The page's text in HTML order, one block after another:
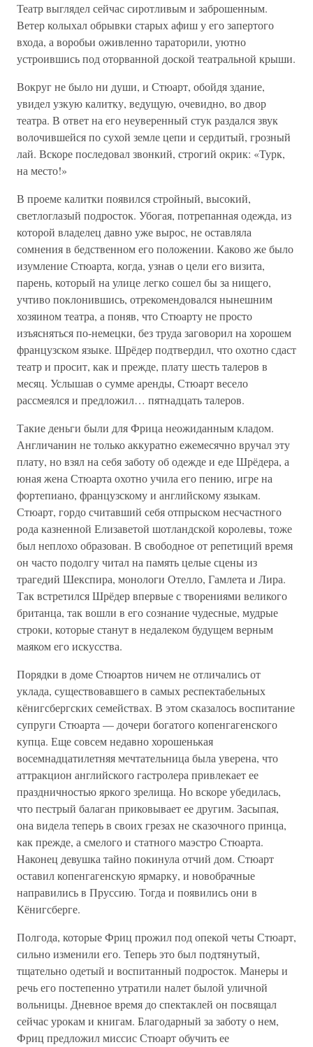
Театр выглядел сейчас сиротливым и заброшенным.
Ветер колыхал обрывки старых афиш у его запертого
входа, а воробьи оживленно тараторили, уютно
устроившись под оторванной доской театральной крыши.
Вокруг не было ни души, и Стюарт, обойдя здание,
увидел узкую калитку, ведущую, очевидно, во двор
театра. В ответ на его неуверенный стук раздался звук
волочившейся по сухой земле цепи и сердитый, грозный
лай. Вскоре последовал звонкий, строгий окрик: «Турк,
на место!»
В проеме калитки появился стройный, высокий,
светлоглазый подросток. Убогая, потрепанная одежда, из
которой владелец давно уже вырос, не оставляла
сомнения в бедственном его положении. Каково же было
изумление Стюарта, когда, узнав о цели его визита,
парень, который на улице легко сошел бы за нищего,
учтиво поклонившись, отрекомендовался нынешним
хозяином театра, а поняв, что Стюарту не просто
изъясняться по-немецки, без труда заговорил на хорошем
французском языке. Шрёдер подтвердил, что охотно сдаст
театр и просит, как и прежде, плату шесть талеров в
месяц. Услышав о сумме аренды, Стюарт весело
рассмеялся и предложил… пятнадцать талеров.
Такие деньги были для Фрица неожиданным кладом.
Англичанин не только аккуратно ежемесячно вручал эту
плату, но взял на себя заботу об одежде и еде Шрёдера, а
юная жена Стюарта охотно учила его пению, игре на
фортепиано, французскому и английскому языкам.
Стюарт, гордо считавший себя отпрыском несчастного
рода казненной Елизаветой шотландской королевы, тоже
был неплохо образован. В свободное от репетиций время
он часто подолгу читал на память целые сцены из
трагедий Шекспира, монологи Отелло, Гамлета и Лира.
Так встретился Шрёдер впервые с творениями великого
британца, так вошли в его сознание чудесные, мудрые
строки, которые станут в недалеком будущем верным
маяком его искусства.
Порядки в доме Стюартов ничем не отличались от
уклада, существовавшего в самых респектабельных
кёнигсбергских семействах. В этом сказалось воспитание
супруги Стюарта — дочери богатого копенгагенского
купца. Еще совсем недавно хорошенькая
восемнадцатилетняя мечтательница была уверена, что
аттракцион английского гастролера привлекает ее
праздничностью яркого зрелища. Но вскоре убедилась,
что пестрый балаган приковывает ее другим. Засыпая,
она видела теперь в своих грезах не сказочного принца,
как прежде, а смелого и статного маэстро Стюарта.
Наконец девушка тайно покинула отчий дом. Стюарт
оставил копенгагенскую ярмарку, и новобрачные
направились в Пруссию. Тогда и появились они в
Кёнигсберге.
Полгода, которые Фриц прожил под опекой четы Стюарт,
сильно изменили его. Теперь это был подтянутый,
тщательно одетый и воспитанный подросток. Манеры и
речь его постепенно утратили налет былой уличной
вольницы. Дневное время до спектаклей он посвящал
сейчас урокам и книгам. Благодарный за заботу о нем,
Фриц предложил миссис Стюарт обучить ее